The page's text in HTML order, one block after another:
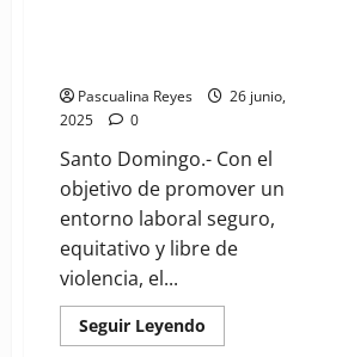
Pascualina Reyes
26 junio,
2025
0
Santo Domingo.- Con el
objetivo de promover un
entorno laboral seguro,
equitativo y libre de
violencia, el...
Seguir Leyendo
more